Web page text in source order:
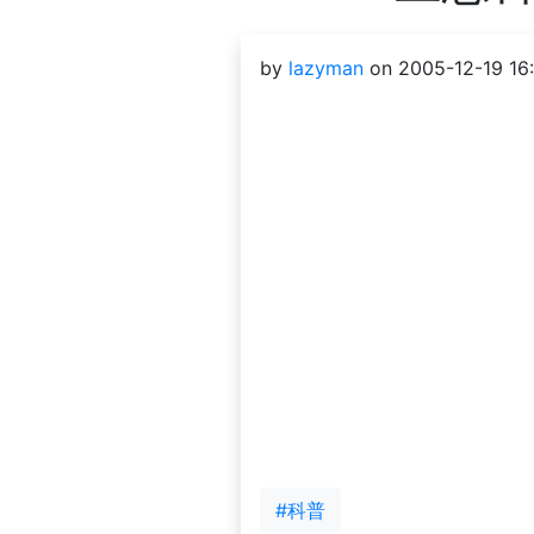
by lazyman on 2005-12-19
#科普